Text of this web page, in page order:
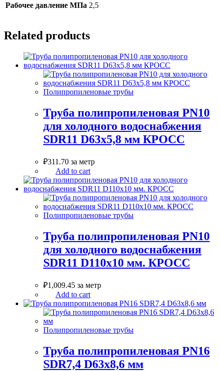
Рабочее давление МПа 2,5
Related products
Полипропиленовые трубы
Труба полипропиленовая PN10
для холодного водоснабжения
SDR11 D63х5,8 мм КРОСС
₽311.70 за метр
Add to cart
Полипропиленовые трубы
Труба полипропиленовая PN10
для холодного водоснабжения
SDR11 D110х10 мм. КРОСС
₽1,009.45 за метр
Add to cart
Полипропиленовые трубы
Труба полипропиленовая PN16
SDR7,4 D63х8,6 мм